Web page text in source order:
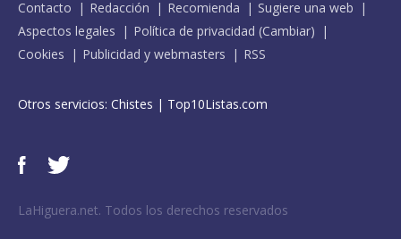
Contacto Redacción Recomienda
Sugiere una web
Aspectos legales
Política de privacidad (Cambiar)
Cookies
Publicidad y webmasters RSS
Otros servicios: Chistes | Top10Listas.com
LaHiguera.net. Todos los derechos reservados